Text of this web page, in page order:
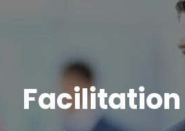
Facilitation